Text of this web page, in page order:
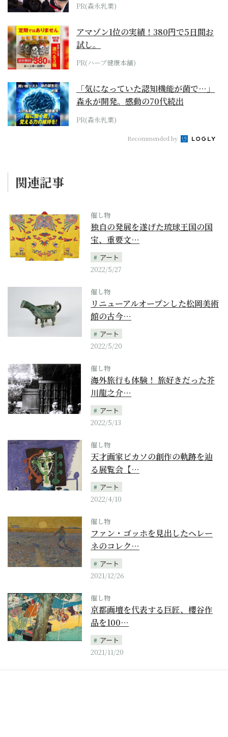
PR(森永乳業)
アマゾン1位の実績！380円で5日間お
試し。
PR(ハーブ健康本舗)
「気になっていた認知機能が菌で…」
森永が開発。感動の70代続出
PR(森永乳業)
Recommended by
関連記事
催し物
独自の発展を遂げた琉球王国の国
宝、重要文…
アート
2022/5/27
催し物
リニューアルオープンした松岡美術
館の古今…
アート
2022/5/20
催し物
海外旅行も体験！ 旅好きだった芥
川龍之介…
アート
2022/5/13
催し物
天才画家ピカソの創作の軌跡を辿
る展覧会【…
アート
2022/4/10
催し物
ファン・ゴッホを見出したヘレー
ネのコレク…
アート
2021/12/26
催し物
京都画壇を代表する巨匠、櫻谷作
品を100…
アート
2021/11/20